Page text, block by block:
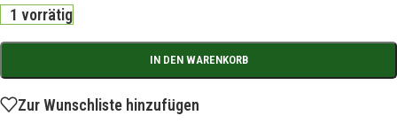
1 vorrätig
IN DEN WARENKORB
Zur Wunschliste hinzufügen